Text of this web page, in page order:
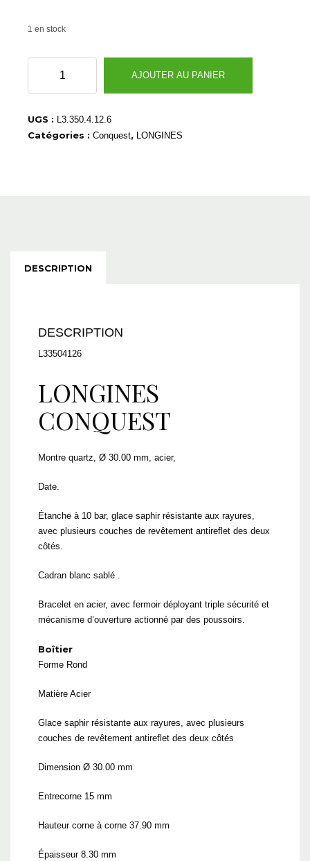
1 en stock
L33504126
AJOUTER AU PANIER
UGS : L3.350.4.12.6
Catégories : Conquest, LONGINES
DESCRIPTION
DESCRIPTION
L33504126
LONGINES
CONQUEST
L3.350.4.12.6
Montre quartz, Ø 30.00 mm, acier,
Date.
Étanche à 10 bar, glace saphir résistante aux rayures,
avec plusieurs couches de revêtement antireflet des deux
côtés.
Cadran blanc sablé .
Bracelet en acier, avec fermoir déployant triple sécurité et
mécanisme d’ouverture actionné par des poussoirs.
Boîtier
Forme Rond
Matière Acier
Glace saphir résistante aux rayures, avec plusieurs
couches de revêtement antireflet des deux côtés
Dimension Ø 30.00 mm
Entrecorne 15 mm
Hauteur corne à corne 37.90 mm
Épaisseur 8.30 mm